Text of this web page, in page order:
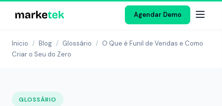
Agendar Demo
Inicio / Blog / Glossário / O Que é Funil de Vendas e Como
Criar o Seu do Zero
GLOSSÁRIO